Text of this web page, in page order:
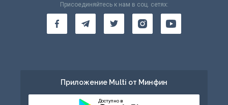
Присоединяйтесь к нам в соц. сетях:
Приложение Multi от Минфин
Доступно в